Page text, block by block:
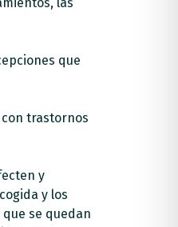
que
trastornos
y
y los
se quedan